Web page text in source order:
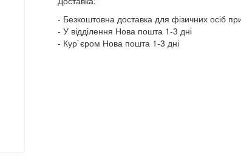
Безкоштовна доставка для фізичних осіб
У відділення Нова пошта 1-3 дні
Кур`єром Нова пошта 1-3 дні